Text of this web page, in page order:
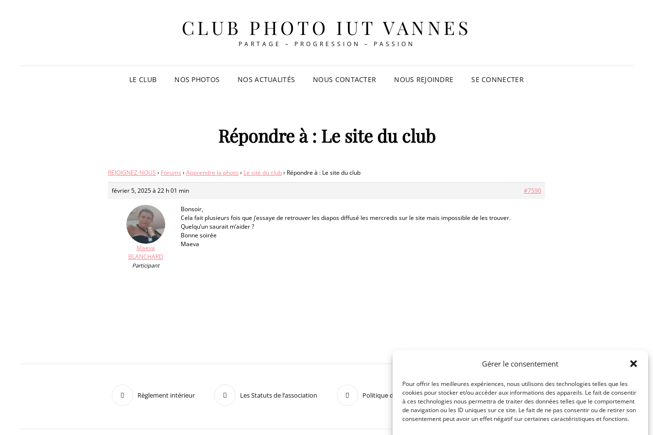
Gérer le consentement
Pour offrir les meilleures expériences, nous utilisons des technologies telles que les
cookies pour stocker et/ou accéder aux informations des appareils. Le fait de consentir
à ces technologies nous permettra de traiter des données telles que le comportement
de navigation ou les ID uniques sur ce site. Le fait de ne pas consentir ou de retirer son
consentement peut avoir un effet négatif sur certaines caractéristiques et fonctions.
CLUB PHOTO IUT VANNES
PARTAGE – PROGRESSION – PASSION
LE CLUB NOS PHOTOS NOS ACTUALITÉS NOUS CONTACTER NOUS REJOINDRE SE CONNECTER
Répondre à : Le site du club
REJOIGNEZ-NOUS › Forums › Apprendre la photo› Le site du club› Répondre à : Le site du club
février 5, 2025 à 22 h 01 min #7590
Maeva
BLANCHARD
Participant
Bonsoir,
Cela fait plusieurs fois que j’essaye de retrouver les diapos diffusé les mercredis sur le site mais impossible de les trouver.
Quelqu’un saurait m’aider ?
Bonne soirée
Maeva
Règlement intérieur Les Statuts de l’association Politique de confidentialité Mentions légales